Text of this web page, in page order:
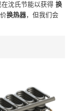
在沈氏节能以获得换
换热器，但我们会